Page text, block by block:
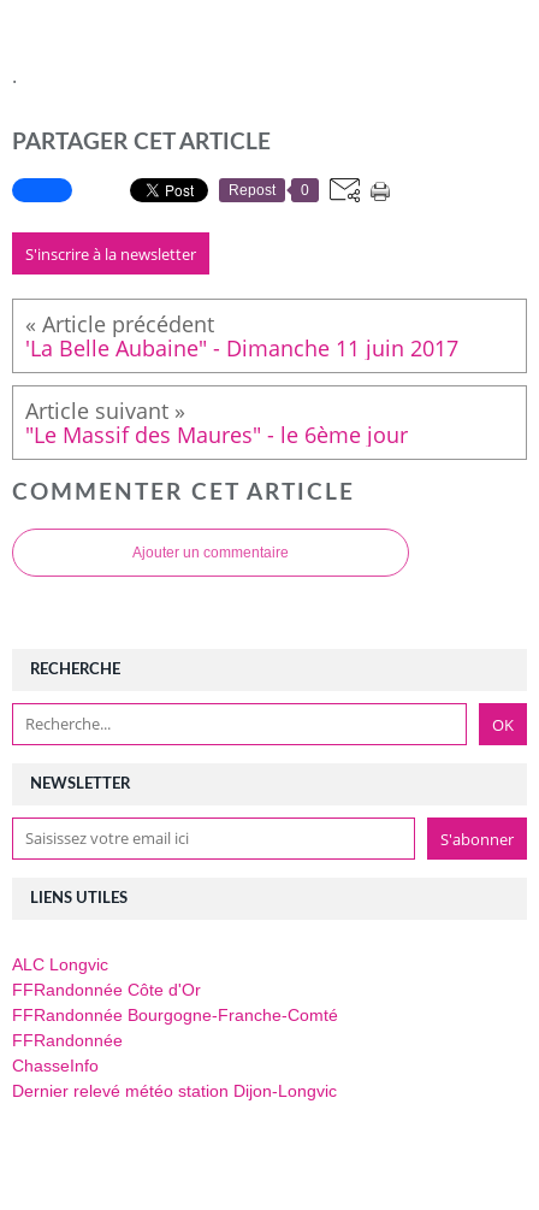
.
PARTAGER CET ARTICLE
Repost 0
S'inscrire à la newsletter
'La Belle Aubaine" - Dimanche 11 juin 2017
"Le Massif des Maures" - le 6ème jour
COMMENTER CET ARTICLE
Ajouter un commentaire
NEWSLETTER
RECHERCHE
LIENS UTILES
ALC Longvic
FFRandonnée Côte d'Or
FFRandonnée Bourgogne-Franche-Comté
FFRandonnée
ChasseInfo
Dernier relevé météo station Dijon-Longvic